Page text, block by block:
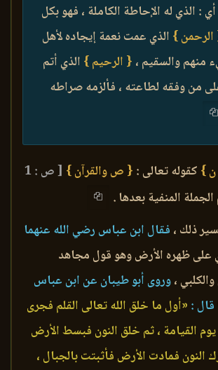
أي : الذي له الإحاطة الكاملة ، فهو بكل
} الذي عمت نعمة إيجاده لأهل
منهم والسقيم ، { الرحيم } الذي أتم
من وفقه لطاعته ، فألزمه صراطه
} كقوله تعالى : { ص والقرآن }
[ ص : 1
المنفية بعدها .
ذلك ، فقال ابن عباس رضي الله عنهما
على ظهره الأرض وهو قول مجاهد
،وروى أبو طيبان عن ابن عباس
قال : «أول ما خلق الله تعالى القلم فجرى
القيامة ، ثم خلق النون فبسط الأرض
فمادت الأرض فأثبتت بالجبال ،